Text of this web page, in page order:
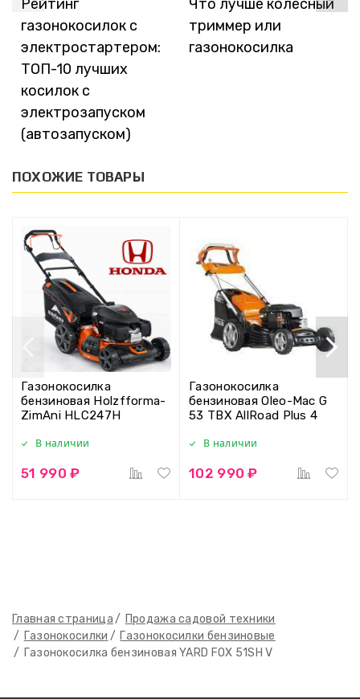
Главная страница
Продажа садовой техники
Газонокосилки
Газонокосилки бензиновые
Газонокосилка бензиновая YARD FOX 51SH V
Рейтинг
газонокосилок с
электростартером:
ТОП-10 лучших
косилок с
электрозапуском
(автозапуском)
Что лучше колесный
триммер или
газонокосилка
ПОХОЖИЕ ТОВАРЫ
Газонокосилка
бензиновая Holzfforma-
ZimAni HLC247H
В наличии
51 990 ₽
Газонокосилка
бензиновая Oleo-Mac G
53 TBX AllRoad Plus 4
В наличии
102 990 ₽